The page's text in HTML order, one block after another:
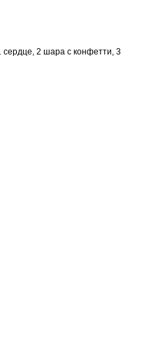
сердце, 2 шара с конфетти, 3